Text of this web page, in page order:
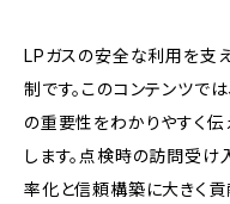
LPガスの安全な利用を支
制です。このコンテンツで
の重要性をわかりやすく伝
します。点検時の訪問受
率化と信頼構築に大きく貢